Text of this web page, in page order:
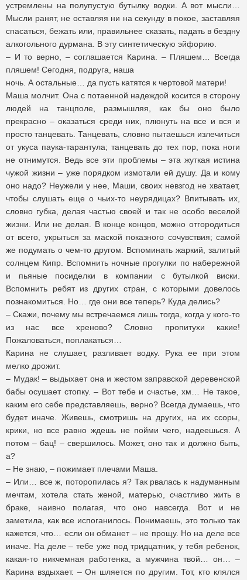
устремлены на полупустую бутылку водки. А вот мысли…
Мысли ранят, не оставляя ни на секунду в покое, заставляя
спасаться, бежать или, правильнее сказать, падать в бездну
алкогольного дурмана. В эту синтетическую эйфорию.
– И то верно, – соглашается Карина. – Пляшем… Всегда
пляшем! Сегодня, подруга, наша
ночь. А остальные… да пусть катятся к чертовой матери!
Маша молчит. Она с потаенной надеждой косится в сторону
людей на танцполе, размышляя, как бы оно было
прекрасно – оказаться среди них, плюнуть на все и вся и
просто танцевать. Танцевать, словно пытаешься излечиться
от укуса паука-тарантула; танцевать до тех пор, пока ноги
не отнимутся. Ведь все эти проблемы – эта жуткая истина
чужой жизни – уже порядком измотали ей душу. Да и кому
оно надо? Неужели у нее, Маши, своих невзгод не хватает,
чтобы слушать еще о чьих-то неурядицах? Впитывать их,
словно губка, делая частью своей и так не особо веселой
жизни. Или не делая. В конце концов, можно отгородиться
от всего, укрыться за маской показного сочувствия; самой
же подумать о чем-то другом. Вспоминать жаркий, залитый
солнцем Кипр. Вспомнить ночные прогулки по набережной
и пьяные посиделки в компании с бутылкой виски.
Вспомнить ребят из других стран, с которыми довелось
познакомиться. Но… где они все теперь? Куда делись?
– Скажи, почему мы встречаемся лишь тогда, когда у кого-то
из нас все хреново? Словно пропитухи какие!
Пожаловаться, поплакаться…
Карина не слушает, разливает водку. Рука ее при этом
мелко дрожит.
– Мудак! – выдыхает она и жестом заправской деревенской
бабы осушает стопку. – Вот тебе и счастье, хм… Не такое,
каким его себе представляешь, верно? Всегда думаешь, что
будет иначе. Живешь, смотришь на других, на их ссоры,
крики, но все равно ждешь не пойми чего, надеешься. А
потом – бац! – свершилось. Может, оно так и должно быть,
а?
– Не знаю, – пожимает плечами Маша.
– Или… все ж, поторопилась я? Так рвалась к надуманным
мечтам, хотела стать женой, матерью, счастливо жить в
браке, наивно полагая, что оно навсегда. Вот и не
заметила, как все испоганилось. Понимаешь, это только так
кажется, что… если он обманет – не прощу. Но на деле все
иначе. На деле – тебе уже под тридцатник, у тебя ребенок,
какая-то никчемная работенка, а мужчина твой… он… –
Карина вздыхает. – Он шляется по другим. Тот, кто клялся